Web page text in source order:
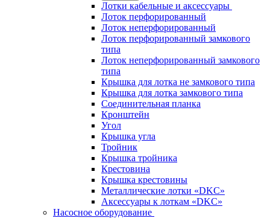
Лотки кабельные и аксессуары
Лоток перфорированный
Лоток неперфорированный
Лоток перфорированный замкового
типа
Лоток неперфорированный замкового
типа
Крышка для лотка не замкового типа
Крышка для лотка замкового типа
Соединительная планка
Кронштейн
Угол
Крышка угла
Тройник
Крышка тройника
Крестовина
Крышка крестовины
Металлические лотки «DKC»
Аксессуары к лоткам «DKC»
Насосное оборудование